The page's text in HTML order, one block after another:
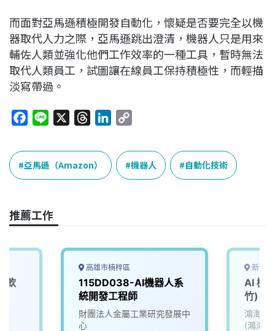
而面對亞馬遜積極開發自動化，懷疑是否要完全以機
器取代人力之際，亞馬遜跳出澄清，機器人只是用來
輔佐人類並強化他們工作效率的一種工具，暫時無法
取代人類員工，試圖讓在線員工保持積極性，而輕描
淡寫帶過。
c
e
b
o
k
n
e
r
e
a
k
n
p
y
L
k
亞馬遜（Amazon） 機器人 自動化技術
推薦工作
軟
高雄市楠梓區
115DD038-AI機器人系
統開發工程師
財團法人金屬工業研究發展中
心
新竹
AI 機
竹)
鴻海精
(鴻海)